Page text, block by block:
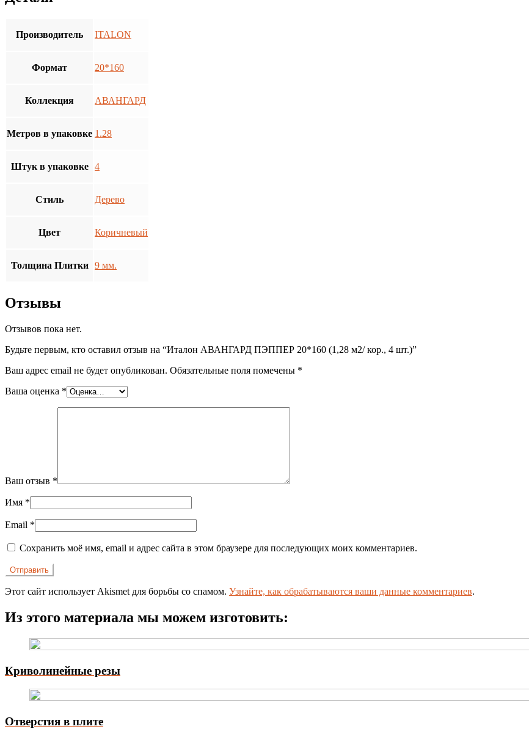
Производитель ITALON
Формат 20*160
Коллекция АВАНГАРД
Метров в упаковке 1.28
Штук в упаковке 4
Стиль Дерево
Цвет Коричневый
Толщина Плитки 9 мм.
Отзывы
Отзывов пока нет.
Будьте первым, кто оставил отзыв на “Италон АВАНГАРД ПЭППЕР 20*160 (1,28 м2/ кор., 4 шт.)”
Ваш адрес email не будет опубликован. Обязательные поля помечены *
Ваша оценка *
Ваш отзыв *
Имя *
Email *
Сохранить моё имя, email и адрес сайта в этом браузере для последующих моих комментариев.
Этот сайт использует Akismet для борьбы со спамом. Узнайте, как обрабатываются ваши данные комментариев.
Из этого материала мы можем изготовить:
Криволинейные резы
Отверстия в плите